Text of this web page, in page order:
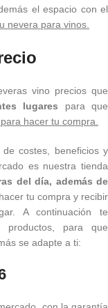
el espacio con el
nevera para vinos.
vino precios que
lugares para que
hacer tu compra.
costes, beneficios y
es nuestra tienda
del día, además de
hacer tu compra y recibir
A continuación te
productos, para que
se adapte a ti: